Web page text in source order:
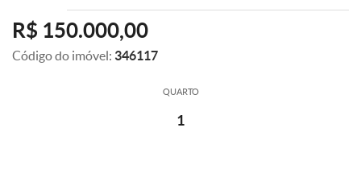
R$ 150.000,00
Código do imóvel: 346117
QUARTO
1